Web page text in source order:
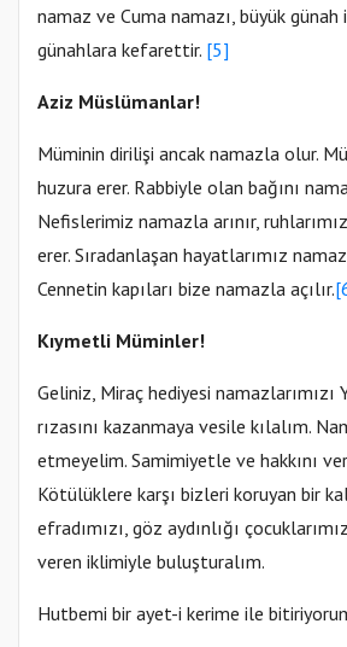
namaz ve Cuma namazı, büyük günah
günahlara kefarettir. [5]
Aziz Müslümanlar!
Müminin dirilişi ancak namazla olur.
huzura erer. Rabbiyle olan bağını
Nefislerimiz namazla arınır,
erer. Sıradanlaşan hayatlarımız
Cennetin kapıları bize namazla açılır.
Kıymetli Müminler!
Geliniz, Miraç hediyesi namazlarımızı
rızasını kazanmaya vesile kılalım.
etmeyelim. Samimiyetle ve hakkını
Kötülüklere karşı bizleri koruyan bir
efradımızı, göz aydınlığı
veren iklimiyle buluşturalım.
Hutbemi bir ayet-i kerime ile